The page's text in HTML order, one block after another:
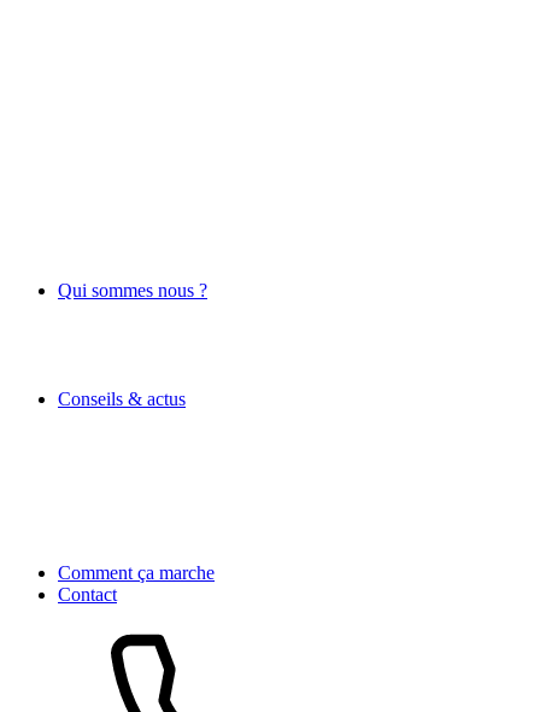
Qui sommes nous ?
Conseils & actus
Comment ça marche
Contact